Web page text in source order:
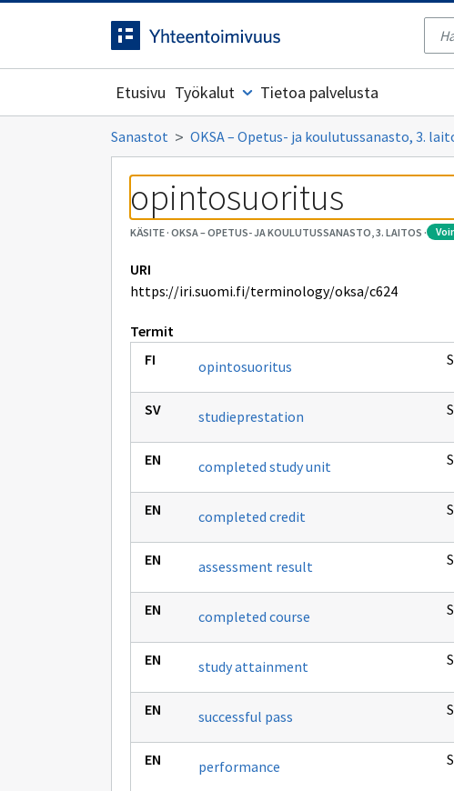
Siirrytty
Etusivu Työkalut Tietoa palvelusta
Sanastot OKSA – Opetus- ja koulutussanasto, 3.
opintosuoritus
KÄSITE· OKSA – OPETUS- JA KOULUTUSSANASTO, 3. LAITOS ·
URI
https://iri.suomi.fi/terminology/oksa/c624
Termit
opintosuoritus
studieprestation
completed study unit
completed credit
assessment result
completed course
study attainment
successful pass
performance